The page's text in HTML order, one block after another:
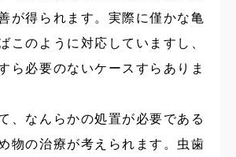
が得られます。実際に僅かな亀
このように対応していますし、
ら必要のないケースすらありま
、なんらかの処置が必要である
物の治療が考えられます。虫歯